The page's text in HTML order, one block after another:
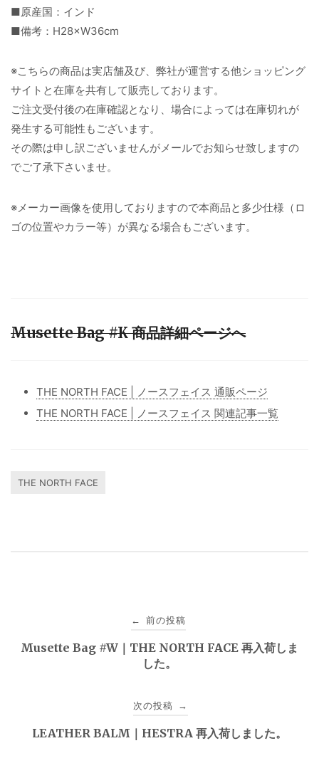
■原産国：インド
■備考：H28×W36cm
※こちらの商品は実店舗及び、弊社が運営する他ショッピング
サイトと在庫を共有して販売しております。
ご注文受付後の在庫確認となり、場合によっては在庫切れが
発生する可能性もございます。
その際は申し訳ございませんがメールでお知らせ致しますの
でご了承下さいませ。
※メーカー画像を使用しておりますので本商品と多少仕様（ロ
ゴの位置やカラー等）が異なる場合もございます。
Musette Bag #K 商品詳細ページへ
THE NORTH FACE | ノースフェイス 通販ページ
THE NORTH FACE | ノースフェイス 関連記事一覧
THE NORTH FACE
稿
← 前の投稿
Musette Bag #W｜THE NORTH FACE 再入荷しま
した。
次の投稿 →
LEATHER BALM｜HESTRA 再入荷しました。